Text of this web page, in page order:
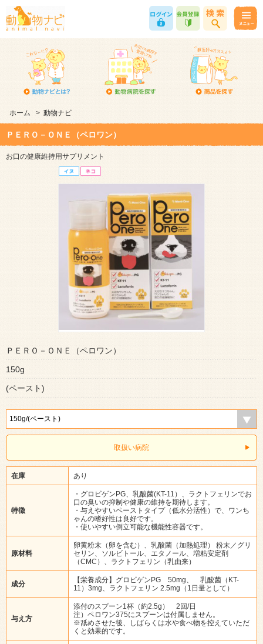
ホーム > 動物ナビ
ＰＥＲＯ－ＯＮＥ（ペロワン）
お口の健康維持用サプリメント
ＰＥＲＯ－ＯＮＥ（ペロワン）
150g
(ペースト)
取扱い病院
在庫 あり
特徴
・グロビゲンPG、乳酸菌(KT-11）、ラクトフェリンでお
口の臭いの抑制や健康の維持を期待します。
・与えやすいペーストタイプ（低水分活性）で、ワンち
ゃんの嗜好性は良好です。
・使いやすい倒立可能な機能性容器です。
原材料
卵黄粉末（卵を含む）、乳酸菌（加熱処理） 粉末／グリ
セリン、ソルビトール、エタノール、増粘安定剤
（CMC）、ラクトフェリン（乳由来）
成分
【栄養成分】グロビゲンPG 50mg、 乳酸菌（KT-
11）3mg、ラクトフェリン 2.5mg（1日量として）
与え方
添付のスプーン1杯（約2.5g） 2回/日
注）ペロワン375にスプーンは付属しません。
※舐めさせた後、しばらくは水や食べ物を控えていただ
くと効果的です。